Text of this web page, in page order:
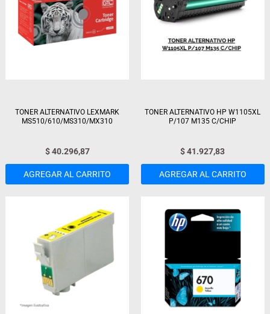
TONER ALTERNATIVO LEXMARK
MS510/610/MS310/MX310
$40.296,87
AGREGAR AL CARRITO
TONER ALTERNATIVO HP W1105XL
P/107 M135 C/CHIP
$41.927,83
AGREGAR AL CARRITO